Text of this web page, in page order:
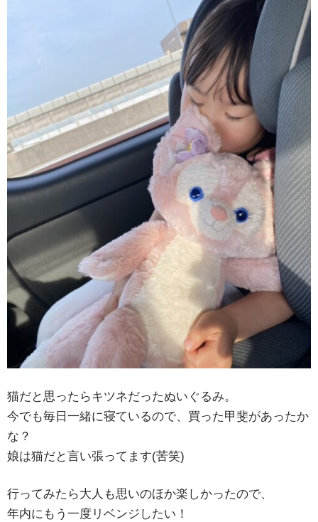
猫だと思ったらキツネだったぬいぐるみ。
今でも毎日一緒に寝ているので、買った甲斐があったか
な？
娘は猫だと言い張ってます(苦笑)
行ってみたら大人も思いのほか楽しかったので、
年内にもう一度リベンジしたい！